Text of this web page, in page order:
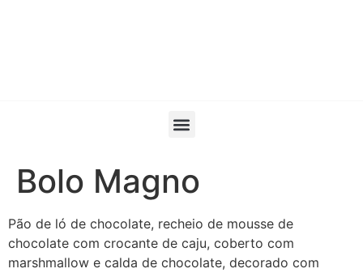
Bolo Magno
Pão de ló de chocolate, recheio de mousse de
chocolate com crocante de caju, coberto com
marshmallow e calda de chocolate, decorado com